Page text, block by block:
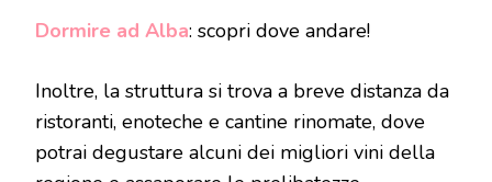
Dormire ad Alba: scopri dove andare!
Inoltre, la struttura si trova a breve distanza da
ristoranti, enoteche e cantine rinomate, dove
potrai degustare alcuni dei migliori vini della